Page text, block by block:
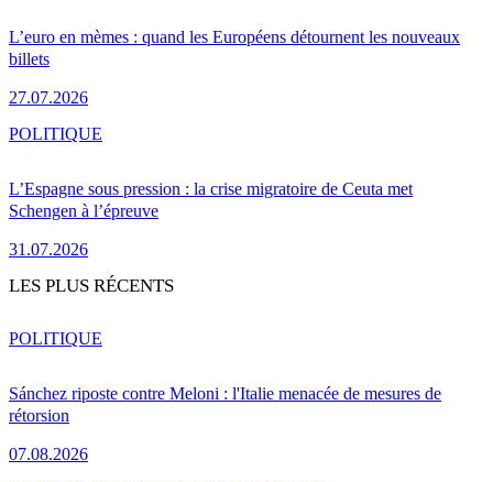
L’euro en mèmes : quand les Européens détournent les nouveaux
billets
27.07.2026
L’Espagne sous pression : la crise migratoire de Ceuta met
Schengen à l’épreuve
31.07.2026
POLITIQUE
LES PLUS RÉCENTS
Sánchez riposte contre Meloni : l'Italie menacée de mesures de
rétorsion
07.08.2026
POLITIQUE